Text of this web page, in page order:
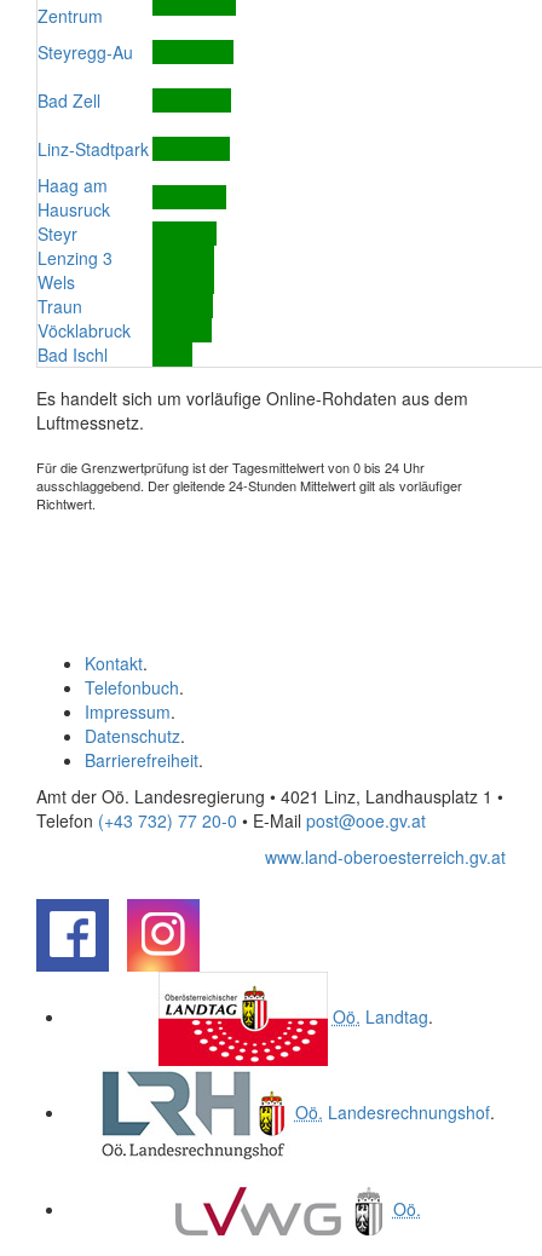
Zentrum
Steyregg-Au
Bad Zell
Linz-Stadtpark
Haag am
Hausruck
Steyr
Lenzing 3
Wels
Traun
Vöcklabruck
Bad Ischl
Es handelt sich um vorläufige Online-Rohdaten aus dem
Luftmessnetz.
Für die Grenzwertprüfung ist der Tagesmittelwert von 0 bis 24 Uhr
ausschlaggebend. Der gleitende 24-Stunden Mittelwert gilt als vorläufiger
Richtwert.
Kontakt.
Telefonbuch.
Impressum.
Datenschutz.
Barrierefreiheit.
Amt der Oö. Landesregierung • 4021 Linz, Landhausplatz 1 •
Telefon (+43 732) 77 20-0 • E-Mail post@ooe.gv.at
www.land-oberoesterreich.gv.at
Oö. Landtag.
Oö. Landesrechnungshof.
Oö.